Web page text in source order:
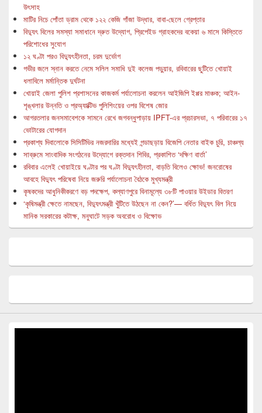
উৎসাহ
মাটির নিচে পোঁতা ড্রাম থেকে ১২২ কেজি গাঁজা উদ্ধার, বাবা-ছেলে গ্রেপ্তার
বিদ্যুৎ বিলের সমস্যা সমাধানে দ্রুত উদ্যোগ, প্রিপেইড গ্রাহকদের বকেয়া ৬ মাসে কিস্তিতে
পরিশোধের সুযোগ
১২ ঘণ্টা পরও বিদ্যুৎহীনতা, চরম দুর্ভোগ
গভীর জলে স্নান করতে নেমে সলিল সমাধি দুই কলেজ পড়ুয়ার, রবিবারের ছুটিতে খোয়াই
ধলাবিলে মর্মান্তিক দুর্ঘটনা
খোয়াই জেলা পুলিশ প্রশাসনের কাজকর্ম পর্যালোচনা করলেন আইজিপি ইপ্পর মাঞ্চক; আইন-
শৃঙ্খলার উন্নতি ও প্রঅ্যাক্টিভ পুলিশিংয়ের ওপর বিশেষ জোর
আগরতলার জনসমাবেশকে সামনে রেখে জগবন্ধুপাড়ায় IPFT-এর প্রচারসভা, ৭ পরিবারের ১৭
ভোটারের যোগদান
প্রকাশ্য দিবালোকে সিসিটিভির নজরদারির মধ্যেই গন্ডাছড়ায় বিজেপি নেতার বাইক চুরি, চাঞ্চল্য
সাব্রুমে সাংবাদিক সংগঠনের উদ্যোগে রক্তদান শিবির, প্রকাশিত ‘দক্ষিণ বার্তা’
রবিবার এলেই খোয়াইয়ে ঘণ্টার পর ঘণ্টা বিদ্যুৎহীনতা, বাড়তি বিলেও ক্ষোভ! জনরোষের
আবহে বিদ্যুৎ পরিষেবা নিয়ে জরুরি পর্যালোচনা বৈঠকে মুখ্যমন্ত্রী
কৃষকদের আধুনিকীকরণে বড় পদক্ষেপ, কল্যাণপুরে বিনামূল্যে ৩৮টি পাওয়ার উইডার বিতরণ
‘কৃষিমন্ত্রী ক্ষেতে নামছেন, বিদ্যুৎমন্ত্রী খুঁটিতে উঠছেন না কেন?’— বর্ধিত বিদ্যুৎ বিল নিয়ে
মানিক সরকারের কটাক্ষ, মনুঘাটে সড়ক অবরোধ ও বিক্ষোভ